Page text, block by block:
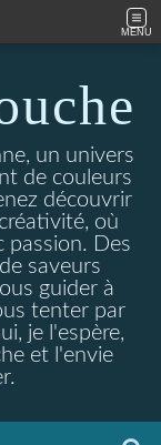
MENU
un univers
de couleurs
découvrir
où
passion. Des
saveurs
guider à
tenter par
je l'espère,
et l'envie